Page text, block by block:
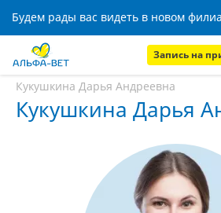
Запись на
Главная
Наши сотрудники
Кукушкина Дарья Андреевна
Кукушкина Дарья